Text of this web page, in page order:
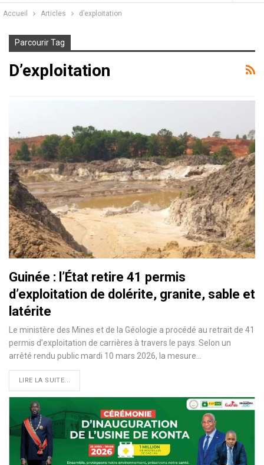
Accueil Articles d’exploitation
Parcourir Tag
D’exploitation
Guinée : l’État retire 41 permis
d’exploitation de dolérite, granite, sable et
latérite
Le ministère des Mines et de la Géologie a procédé au retrait de 41
permis d’exploitation de carrières à travers le pays. Selon un
arrêté rendu public mardi 10 mars 2026, la mesure…
LIRE LA SUITE...